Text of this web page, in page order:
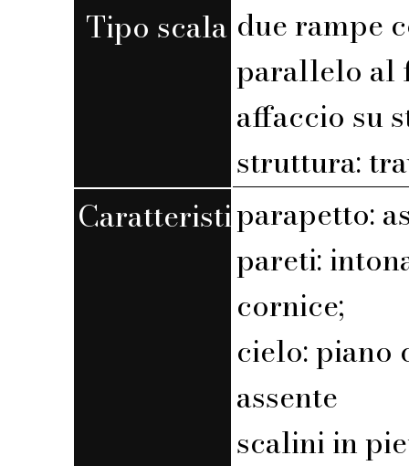
Tipo scala due rampe
parallelo al
affaccio su
struttura:
Caratteristicheparapetto:
pareti:
cornice;
cielo: piano
assente
scalini in